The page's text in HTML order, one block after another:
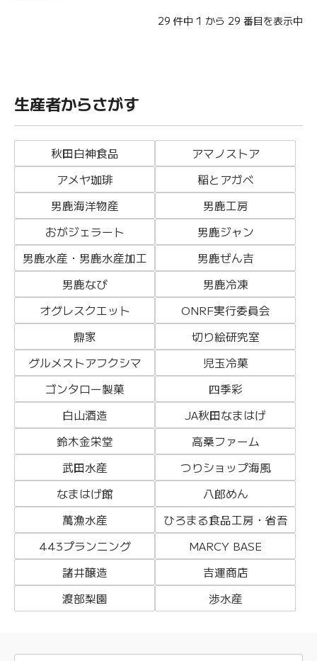
29 件中 1 から 29 番目を表示中
生産者からさがす
秋田白神食品
アマノストア
アメヤ珈琲
稲とアガベ
男鹿海洋物産
男鹿工房
おがジェラート
男鹿ジャン
男鹿水産・男鹿水産加工
男鹿ぜん吉
男鹿なび
男鹿冷凍
オグレスクエット
ONRF実行委員会
鼎家
切り絵研究室
グルメストアフクシマ
児玉冷菓
ゴンタロー製菓
四季彩
白山酒造
JA秋田なまはげ
鈴木金栄堂
高桑ファーム
武田水産
つりショップ海風
なまはげ館
八郎めん
萬漁水産
ひろまる食品工房・省吾
443プランニング
MARCY BASE
諸井醸造
吉運商店
渡部梨園
渉水産